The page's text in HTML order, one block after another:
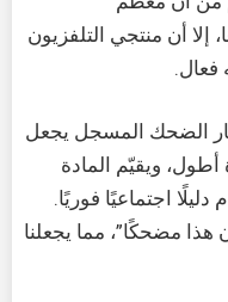
أن منتجي التلفزيون
فعال.
الضحك المسجل يجعل
ويقيّم المادة
اجتماعيًا فوريًا.
هذا مضحكًا”، مما يجعلنا